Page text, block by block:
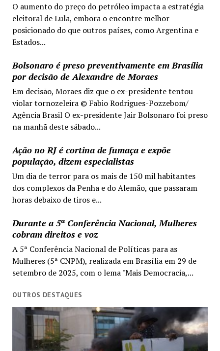
O aumento do preço do petróleo impacta a estratégia
eleitoral de Lula, embora o encontre melhor
posicionado do que outros países, como Argentina e
Estados...
Bolsonaro é preso preventivamente em Brasília
por decisão de Alexandre de Moraes
Em decisão, Moraes diz que o ex-presidente tentou
violar tornozeleira © Fabio Rodrigues-Pozzebom/
Agência Brasil O ex-presidente Jair Bolsonaro foi preso
na manhã deste sábado...
Ação no RJ é cortina de fumaça e expõe
população, dizem especialistas
Um dia de terror para os mais de 150 mil habitantes
dos complexos da Penha e do Alemão, que passaram
horas debaixo de tiros e...
Durante a 5ª Conferência Nacional, Mulheres
cobram direitos e voz
A 5ª Conferência Nacional de Políticas para as
Mulheres (5ª CNPM), realizada em Brasília em 29 de
setembro de 2025, com o lema "Mais Democracia,...
OUTROS DESTAQUES